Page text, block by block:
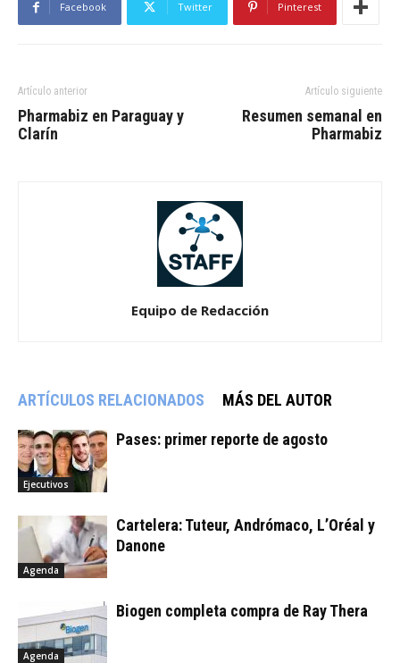
Facebook Twitter Pinterest
Artículo anterior
Pharmabiz en Paraguay y
Clarín
Artículo siguiente
Resumen semanal en
Pharmabiz
Equipo de Redacción
ARTÍCULOS RELACIONADOS MÁS DEL AUTOR
Ejecutivos
Pases: primer reporte de agosto
Agenda
Cartelera: Tuteur, Andrómaco, L’Oréal y
Danone
Agenda
Biogen completa compra de Ray Thera